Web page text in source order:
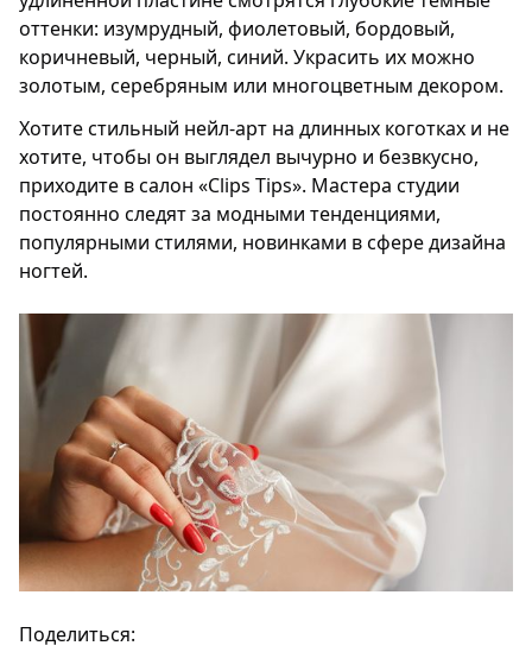
оттенки: изумрудный, фиолетовый, бордовый,
коричневый, черный, синий. Украсить их можно
золотым, серебряным или многоцветным декором.
Хотите стильный нейл-арт на длинных коготках и не
хотите, чтобы он выглядел вычурно и безвкусно,
приходите в салон «Clips Tips». Мастера студии
постоянно следят за модными тенденциями,
популярными стилями, новинками в сфере дизайна
ногтей.
Поделиться: